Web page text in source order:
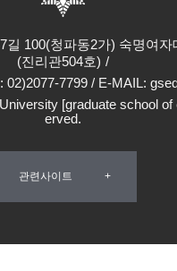
길 100(청파동2가) 숙명여
(진리관504호)
02)2077-7799 / E-MAIL:
[graduate school of
erved.
관련사이트